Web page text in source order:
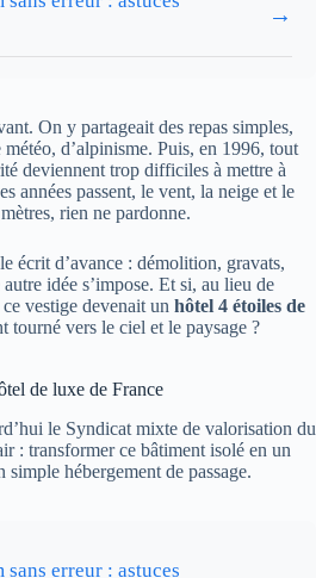
→
On y partageait des repas simples,
d’alpinisme. Puis, en 1996, tout
deviennent trop difficiles à mettre à
années passent, le vent, la neige et le
rien ne pardonne.
écrit d’avance : démolition, gravats,
idée s’impose. Et si, au lieu de
vestige devenait un hôtel 4 étoiles de
tourné vers le ciel et le paysage ?
de luxe de France
le Syndicat mixte de valorisation du
: transformer ce bâtiment isolé en un
simple hébergement de passage.
erreur : astuces